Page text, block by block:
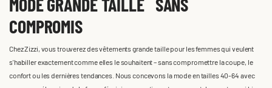
COMPROMIS
Chez Zizzi, vous trouverez des vêtements grande taille pour les femmes qui veulent
s'habiller exactement comme elles le souhaitent – sans compromettre la coupe, le
confort ou les dernières tendances. Nous concevons la mode en tailles 40-64 avec